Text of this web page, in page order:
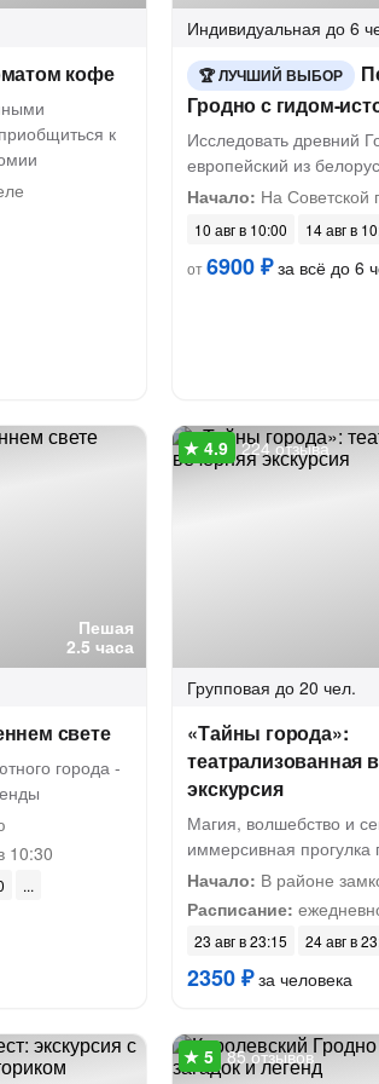
кофе
к
Индивидуальная до 6
ЛУЧШИЙ ВЫБОР
Гродно с гидом-
Исследовать древний
европейский из
Начало: На Советской
10 авг в 10:00
14 авг в
от6900 ₽за всё до 6
Пешая
2.5 часа
свете
города -
10:30
224 отзыва
Групповая до 20 чел.
«Тайны города»:
театрализованная
экскурсия
Магия, волшебство и
иммерсивная прогулка
Начало: В районе
Расписание:
23 авг в 23:15 24 авг в
2350 ₽за человека
85 отзывов